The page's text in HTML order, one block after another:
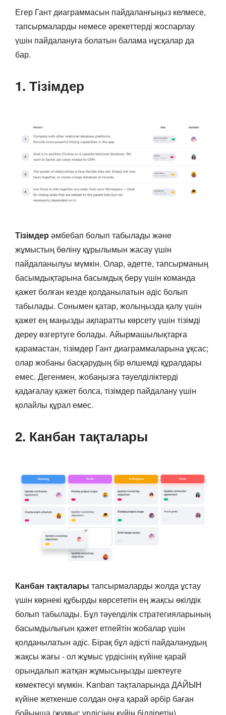
Егер Гант диаграммасын пайдаланғыңыз келмесе,
тапсырмаларды немесе әрекеттерді жоспарлау
үшін пайдалануға болатын балама нұсқалар да
бар.
1. Тізімдер
Тізімдер әмбебап болып табылады және
жұмыстың бөліну құрылымын жасау үшін
пайдаланылуы мүмкін. Олар, әдетте, тапсырманың
басымдықтарына басымдық беру үшін команда
қажет болған кезде қолданылатын әдіс болып
табылады. Сонымен қатар, жолыңызда қалу үшін
қажет ең маңызды ақпаратты көрсету үшін тізімді
дереу өзгертуге болады. Айырмашылықтарға
қарамастан, тізімдер Гант диаграммаларына ұқсас;
олар жобаны басқарудың бір өлшемді құралдары
емес. Дегенмен, жобаңызға тәуелділіктерді
қадағалау қажет болса, тізімдер пайдалану үшін
қолайлы құрал емес.
2. Канбан тақталары
Канбан тақталары тапсырмаларды жолда ұстау
үшін көрнекі құбырды көрсететін ең жақсы өкілдік
болып табылады. Бұл тәуелділік стратегияларының
басымдылығын қажет етпейтін жобалар үшін
қолданылатын әдіс. Бірақ бұл әдісті пайдаланудың
жақсы жағы - ол жұмыс үрдісінің күйіне қарай
орындалып жатқан жұмысыңызды шектеуге
көмектесуі мүмкін. Kanban тақталарында ДАЙЫН
күйіне жеткенше солдан оңға қарай әрбір баған
бойынша (жұмыс үрдісінің күйін білдіретін)